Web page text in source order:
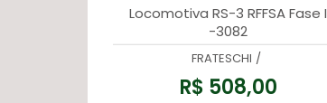
Locomotiva RS-3 RFFSA Fase I
-3082
FRATESCHI /
R$ 508,00